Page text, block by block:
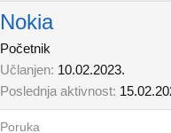
Nokia
Početnik
Učlanjen 10.02.2023.
Poslednja aktivnost
Poruka